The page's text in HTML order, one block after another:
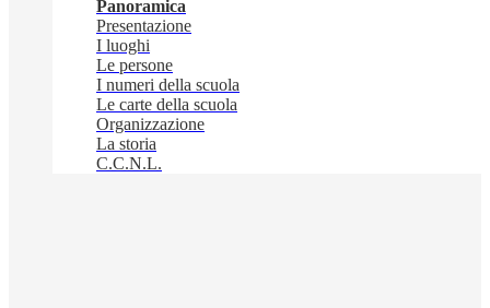
Panoramica
Presentazione
I luoghi
Le persone
I numeri della scuola
Le carte della scuola
Organizzazione
La storia
C.C.N.L.